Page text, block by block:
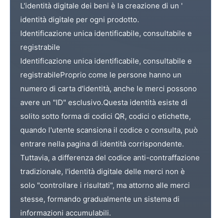
L'identità digitale dei beni è la creazione di un '
identità digitale per ogni prodotto.
Identificazione unica identificabile, consultabile e
registrabile
Identificazione unica identificabile, consultabile e
registrabileProprio come le persone hanno un
numero di carta d'identità, anche le merci possono
avere un "ID" esclusivo.Questa identità esiste di
solito sotto forma di codici QR, codici o etichette,
quando l'utente scansiona il codice o consulta, può
entrare nella pagina di identità corrispondente.
Tuttavia, a differenza del codice anti-contraffazione
tradizionale, l'identità digitale delle merci non è
solo "controllare i risultati", ma attorno alle merci
stesse, formando gradualmente un sistema di
informazioni accumulabili.